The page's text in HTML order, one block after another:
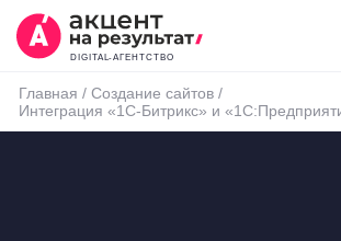
DIGITAL-АГЕНТСТВО
Главная / Создание сайтов /
Интеграция «1С-Битрикс» и